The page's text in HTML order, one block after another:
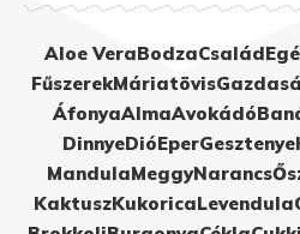
Aloe VeraBodzaCsalád
FűszerekMáriatövis
ÁfonyaAlmaAvokádó
DinnyeDióEperGesztenye
MandulaMeggyNarancs
KaktuszKukoricaLevendula